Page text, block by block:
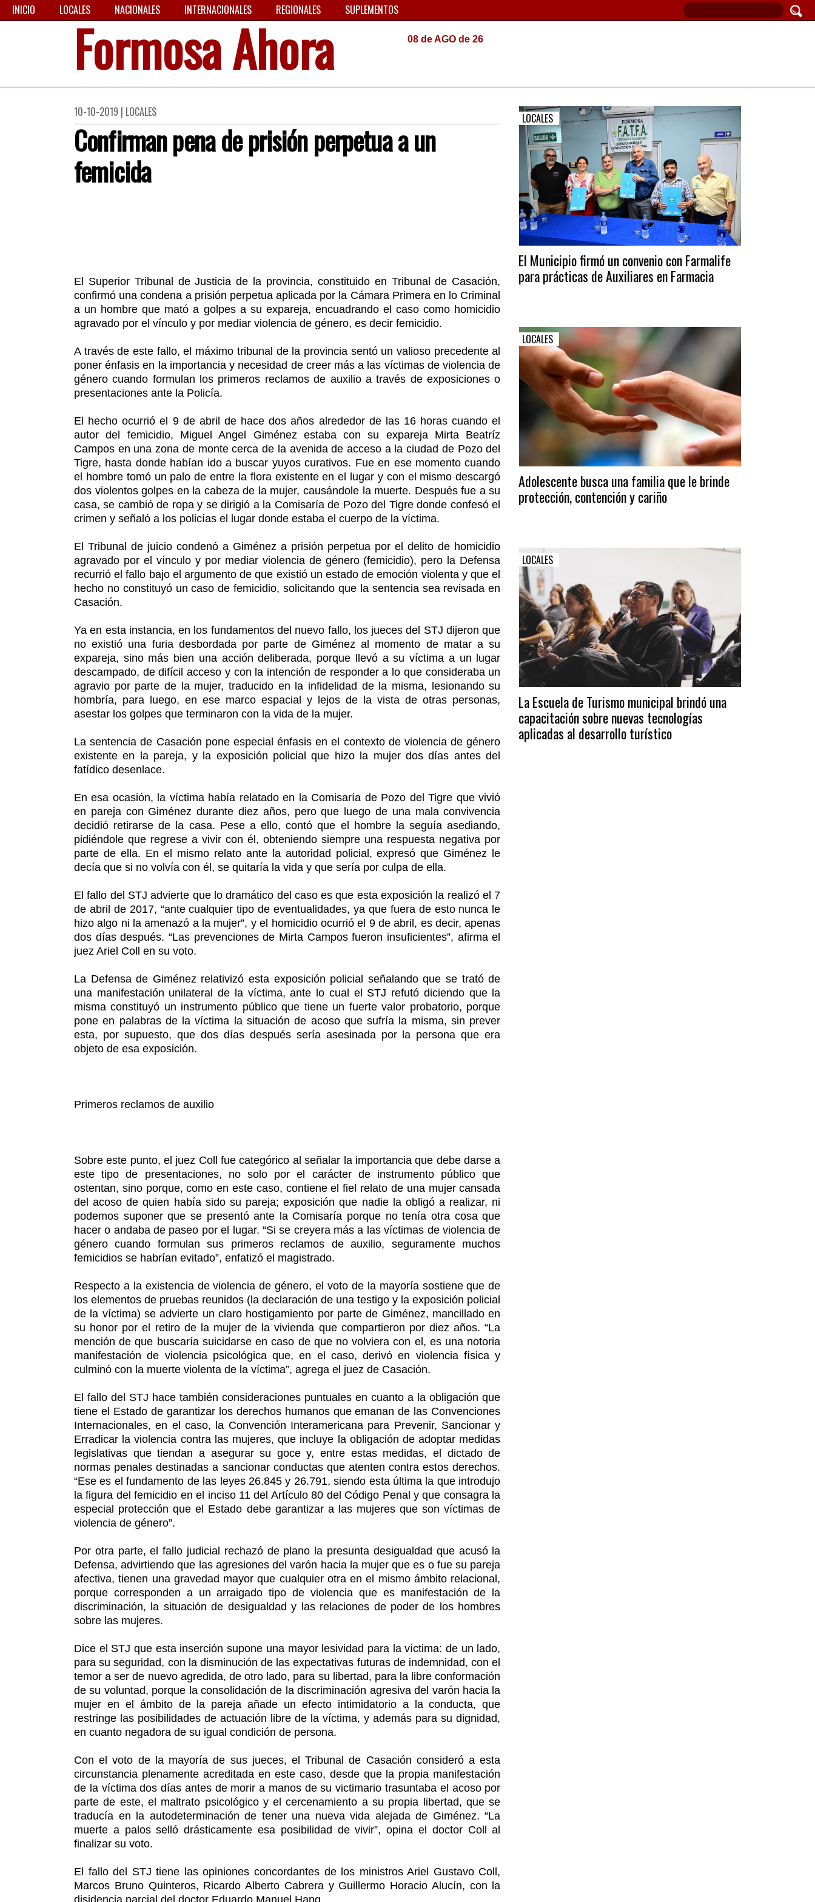
INICIO LOCALES NACIONALES INTERNACIONALES REGIONALES SUPLEMENTOS
Formosa Ahora 08 de AGO de 26
10-10-2019 | LOCALES
Confirman pena de prisión perpetua a un
femicida
El Superior Tribunal de Justicia de la provincia, constituido en Tribunal de Casación,
confirmó una condena a prisión perpetua aplicada por la Cámara Primera en lo Criminal
a un hombre que mató a golpes a su expareja, encuadrando el caso como homicidio
agravado por el vínculo y por mediar violencia de género, es decir femicidio.
A través de este fallo, el máximo tribunal de la provincia sentó un valioso precedente al
poner énfasis en la importancia y necesidad de creer más a las víctimas de violencia de
género cuando formulan los primeros reclamos de auxilio a través de exposiciones o
presentaciones ante la Policía.
El hecho ocurrió el 9 de abril de hace dos años alrededor de las 16 horas cuando el
autor del femicidio, Miguel Angel Giménez estaba con su expareja Mirta Beatríz
Campos en una zona de monte cerca de la avenida de acceso a la ciudad de Pozo del
Tigre, hasta donde habían ido a buscar yuyos curativos. Fue en ese momento cuando
el hombre tomó un palo de entre la flora existente en el lugar y con el mismo descargó
dos violentos golpes en la cabeza de la mujer, causándole la muerte. Después fue a su
casa, se cambió de ropa y se dirigió a la Comisaría de Pozo del Tigre donde confesó el
crimen y señaló a los policías el lugar donde estaba el cuerpo de la víctima.
El Tribunal de juicio condenó a Giménez a prisión perpetua por el delito de homicidio
agravado por el vínculo y por mediar violencia de género (femicidio), pero la Defensa
recurrió el fallo bajo el argumento de que existió un estado de emoción violenta y que el
hecho no constituyó un caso de femicidio, solicitando que la sentencia sea revisada en
Casación.
Ya en esta instancia, en los fundamentos del nuevo fallo, los jueces del STJ dijeron que
no existió una furia desbordada por parte de Giménez al momento de matar a su
expareja, sino más bien una acción deliberada, porque llevó a su víctima a un lugar
descampado, de difícil acceso y con la intención de responder a lo que consideraba un
agravio por parte de la mujer, traducido en la infidelidad de la misma, lesionando su
hombría, para luego, en ese marco espacial y lejos de la vista de otras personas,
asestar los golpes que terminaron con la vida de la mujer.
La sentencia de Casación pone especial énfasis en el contexto de violencia de género
existente en la pareja, y la exposición policial que hizo la mujer dos días antes del
fatídico desenlace.
En esa ocasión, la víctima había relatado en la Comisaría de Pozo del Tigre que vivió
en pareja con Giménez durante diez años, pero que luego de una mala convivencia
decidió retirarse de la casa. Pese a ello, contó que el hombre la seguía asediando,
pidiéndole que regrese a vivir con él, obteniendo siempre una respuesta negativa por
parte de ella. En el mismo relato ante la autoridad policial, expresó que Giménez le
decía que si no volvía con él, se quitaría la vida y que sería por culpa de ella.
El fallo del STJ advierte que lo dramático del caso es que esta exposición la realizó el 7
de abril de 2017, “ante cualquier tipo de eventualidades, ya que fuera de esto nunca le
hizo algo ni la amenazó a la mujer”, y el homicidio ocurrió el 9 de abril, es decir, apenas
dos días después. “Las prevenciones de Mirta Campos fueron insuficientes”, afirma el
juez Ariel Coll en su voto.
La Defensa de Giménez relativizó esta exposición policial señalando que se trató de
una manifestación unilateral de la víctima, ante lo cual el STJ refutó diciendo que la
misma constituyó un instrumento público que tiene un fuerte valor probatorio, porque
pone en palabras de la víctima la situación de acoso que sufría la misma, sin prever
esta, por supuesto, que dos días después sería asesinada por la persona que era
objeto de esa exposición.
Primeros reclamos de auxilio
Sobre este punto, el juez Coll fue categórico al señalar la importancia que debe darse a
este tipo de presentaciones, no solo por el carácter de instrumento público que
ostentan, sino porque, como en este caso, contiene el fiel relato de una mujer cansada
del acoso de quien había sido su pareja; exposición que nadie la obligó a realizar, ni
podemos suponer que se presentó ante la Comisaría porque no tenía otra cosa que
hacer o andaba de paseo por el lugar. “Si se creyera más a las víctimas de violencia de
género cuando formulan sus primeros reclamos de auxilio, seguramente muchos
femicidios se habrían evitado”, enfatizó el magistrado.
Respecto a la existencia de violencia de género, el voto de la mayoría sostiene que de
los elementos de pruebas reunidos (la declaración de una testigo y la exposición policial
de la víctima) se advierte un claro hostigamiento por parte de Giménez, mancillado en
su honor por el retiro de la mujer de la vivienda que compartieron por diez años. “La
mención de que buscaría suicidarse en caso de que no volviera con el, es una notoria
manifestación de violencia psicológica que, en el caso, derivó en violencia física y
culminó con la muerte violenta de la víctima”, agrega el juez de Casación.
El fallo del STJ hace también consideraciones puntuales en cuanto a la obligación que
tiene el Estado de garantizar los derechos humanos que emanan de las Convenciones
Internacionales, en el caso, la Convención Interamericana para Prevenir, Sancionar y
Erradicar la violencia contra las mujeres, que incluye la obligación de adoptar medidas
legislativas que tiendan a asegurar su goce y, entre estas medidas, el dictado de
normas penales destinadas a sancionar conductas que atenten contra estos derechos.
“Ese es el fundamento de las leyes 26.845 y 26.791, siendo esta última la que introdujo
la figura del femicidio en el inciso 11 del Artículo 80 del Código Penal y que consagra la
especial protección que el Estado debe garantizar a las mujeres que son víctimas de
violencia de género”.
Por otra parte, el fallo judicial rechazó de plano la presunta desigualdad que acusó la
Defensa, advirtiendo que las agresiones del varón hacia la mujer que es o fue su pareja
afectiva, tienen una gravedad mayor que cualquier otra en el mismo ámbito relacional,
porque corresponden a un arraigado tipo de violencia que es manifestación de la
discriminación, la situación de desigualdad y las relaciones de poder de los hombres
sobre las mujeres.
Dice el STJ que esta inserción supone una mayor lesividad para la víctima: de un lado,
para su seguridad, con la disminución de las expectativas futuras de indemnidad, con el
temor a ser de nuevo agredida, de otro lado, para su libertad, para la libre conformación
de su voluntad, porque la consolidación de la discriminación agresiva del varón hacia la
mujer en el ámbito de la pareja añade un efecto intimidatorio a la conducta, que
restringe las posibilidades de actuación libre de la víctima, y además para su dignidad,
en cuanto negadora de su igual condición de persona.
Con el voto de la mayoría de sus jueces, el Tribunal de Casación consideró a esta
circunstancia plenamente acreditada en este caso, desde que la propia manifestación
de la víctima dos días antes de morir a manos de su victimario trasuntaba el acoso por
parte de este, el maltrato psicológico y el cercenamiento a su propia libertad, que se
traducía en la autodeterminación de tener una nueva vida alejada de Giménez. “La
muerte a palos selló drásticamente esa posibilidad de vivir”, opina el doctor Coll al
finalizar su voto.
El fallo del STJ tiene las opiniones concordantes de los ministros Ariel Gustavo Coll,
Marcos Bruno Quinteros, Ricardo Alberto Cabrera y Guillermo Horacio Alucín, con la
disidencia parcial del doctor Eduardo Manuel Hang.
LOCALES
El Municipio firmó un convenio con Farmalife
para prácticas de Auxiliares en Farmacia
LOCALES
Adolescente busca una familia que le brinde
protección, contención y cariño
LOCALES
La Escuela de Turismo municipal brindó una
capacitación sobre nuevas tecnologías
aplicadas al desarrollo turístico